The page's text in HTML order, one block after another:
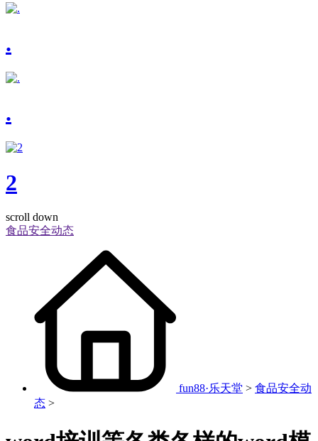
.
.
2
scroll down
食品安全动态
fun88·乐天堂 > 食品安全动
态 >